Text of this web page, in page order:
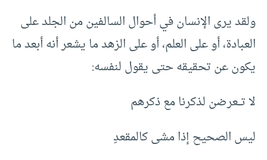
ولقد يرى الإنسان في أحوال السالفين من الجلد على
العبادة، أو على العلم، أو على الزهد ما يشعر أنه أبعد ما
يكون عن تحقيقه حتى يقول لنفسه:
لا تـــعرضن لذكرنا مع ذكرهم
ليس الصحيح إذا مشى كالمقعدِ